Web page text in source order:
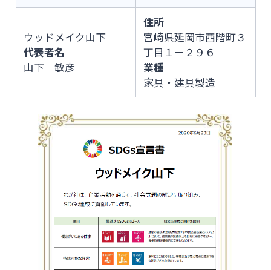
売上金ATM収納サービス
ペイジー口座振替受付サービス
キャッシュレス決済サービス
夜間金庫サービス
インターネット口座振替受付サービス
てきぱきパソコンサービス
その他専門分野に関する支援
海外進出支援
リース関連
みやぎんビジネスローンプラザ
グループ会社
チャットで相談
English
法人・個人事業主のお客さま
株主・投資家の皆さま
ウッドメイク山下
代表者名
山下 敏彦
住所
宮崎県延岡市西階町３
丁目１－２９６
業種
家具・建具製造